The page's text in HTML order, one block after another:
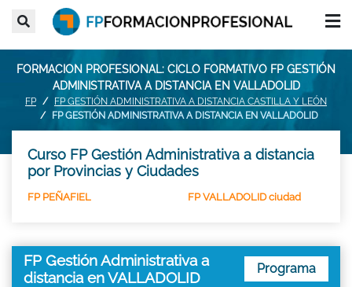
FORMACION PROFESIONAL: CICLO FORMATIVO FP GESTIÓN
ADMINISTRATIVA A DISTANCIA EN VALLADOLID
FP
FP GESTIÓN ADMINISTRATIVA A DISTANCIA CASTILLA Y LEÓN
FP GESTIÓN ADMINISTRATIVA A DISTANCIA EN VALLADOLID
Curso FP Gestión Administrativa a distancia
por Provincias y Ciudades
FP PEÑAFIEL FP VALLADOLID ciudad
FP Gestión Administrativa a
distancia en VALLADOLID
Programa